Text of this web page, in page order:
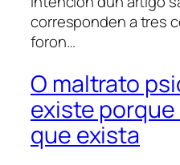
corresponden a tres
foron…
O maltrato
existe
que exista